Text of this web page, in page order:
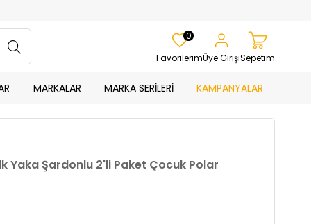
Favorilerim
0
Üye GirişiSepetim
MARKALAR MARKA SERİLERİ KAMPANYALAR
Yaka Şardonlu 2'li Paket Çocuk Polar